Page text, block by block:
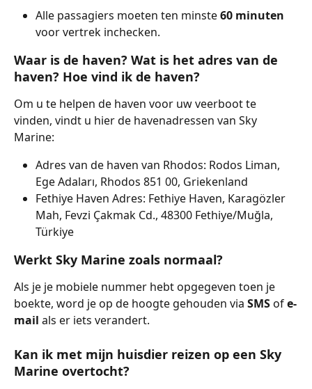
Alle passagiers moeten ten minste 60 minuten
voor vertrek inchecken.
Waar is de haven? Wat is het adres van de
haven? Hoe vind ik de haven?
Om u te helpen de haven voor uw veerboot te
vinden, vindt u hier de havenadressen van Sky
Marine:
Adres van de haven van Rhodos: Rodos Liman,
Ege Adaları, Rhodos 851 00, Griekenland
Fethiye Haven Adres: Fethiye Haven, Karagözler
Mah, Fevzi Çakmak Cd., 48300 Fethiye/Muğla,
Türkiye
Werkt Sky Marine zoals normaal?
Als je je mobiele nummer hebt opgegeven toen je
boekte, word je op de hoogte gehouden via SMS of e-
mail als er iets verandert.
Kan ik met mijn huisdier reizen op een Sky
Marine overtocht?